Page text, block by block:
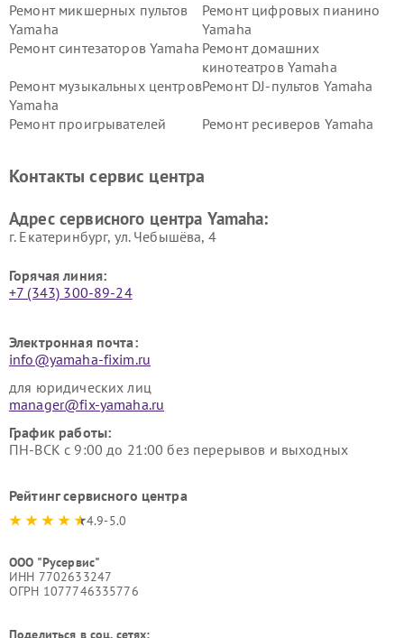
Ремонт микшерных пультов
Yamaha
Ремонт цифровых пианино
Yamaha
Ремонт синтезаторов Yamaha Ремонт домашних
кинотеатров Yamaha
Ремонт музыкальных центров
Yamaha
Ремонт DJ-пультов Yamaha
Ремонт проигрывателей
Ремонт ресиверов Yamaha
Yamaha
Yamaha
Контакты сервис центра
Адрес сервисного центра Yamaha:
г. Екатеринбург, ул. Чебышёва, 4
Горячая линия:
+7 (343) 300-89-24
Электронная почта:
info@yamaha-fixim.ru
для юридических лиц
manager@fix-yamaha.ru
График работы:
ПН-ВСК с 9:00 до 21:00 без перерывов и выходных
Рейтинг сервисного центра
4.9-5.0
ООО "Русервис"
ИНН 7702633247
ОГРН 1077746335776
Поделиться в соц. сетях: